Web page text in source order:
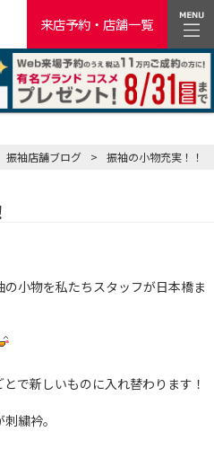
来店予約・店舗一覧
振袖店舗ブログ > 振袖の小物充実！！
小物を私たちスタッフが日本橋ま
で新しいものに入れ替わります！
繍衿。